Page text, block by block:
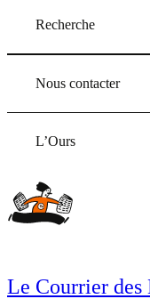
Recherche
Nous contacter
L’Ours
Le Courrier des